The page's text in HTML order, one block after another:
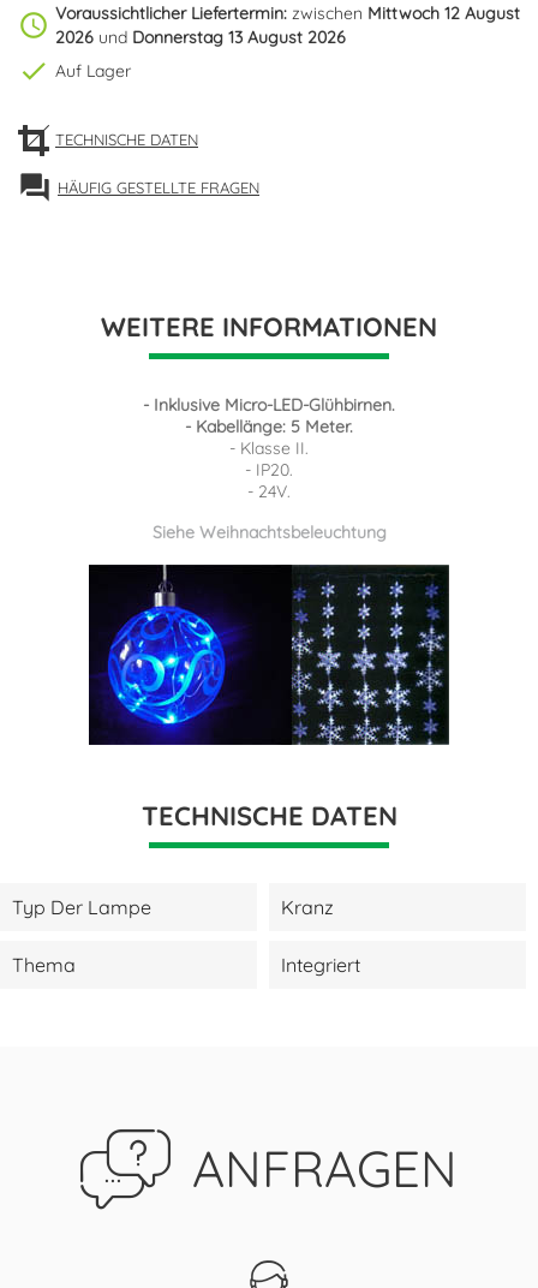
schedule Voraussichtlicher Liefertermin: zwischen Mittwoch 12 August
2026 und Donnerstag 13 August 2026
check Auf Lager
TECHNISCHE DATEN
forum HÄUFIG GESTELLTE FRAGEN
WEITERE INFORMATIONEN
- Inklusive Micro-LED-Glühbirnen.
- Kabellänge: 5 Meter.
- Klasse II.
- IP20.
- 24V.
Siehe Weihnachtsbeleuchtung
TECHNISCHE DATEN
Typ Der Lampe Kranz
Thema Integriert
ANFRAGEN